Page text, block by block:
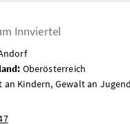
Innviertel
Oberösterreich
an Kindern, Gewalt an